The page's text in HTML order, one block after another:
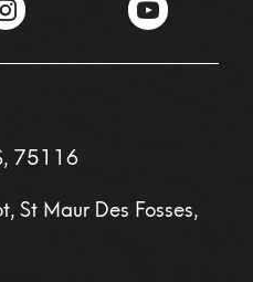
YouTube
, 75116
St Maur Des Fosses,